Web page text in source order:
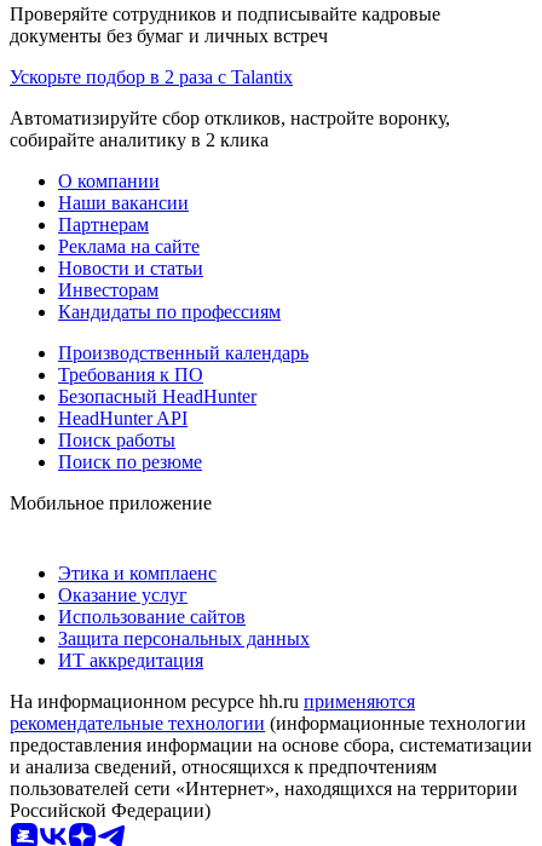
Проверяйте сотрудников и подписывайте кадровые
документы без бумаг и личных встреч
Ускорьте подбор в 2 раза с Talantix
Автоматизируйте сбор откликов, настройте воронку,
собирайте аналитику в 2 клика
О компании
Наши вакансии
Партнерам
Реклама на сайте
Новости и статьи
Инвесторам
Кандидаты по профессиям
Производственный календарь
Требования к ПО
Безопасный HeadHunter
HeadHunter API
Поиск работы
Поиск по резюме
Мобильное приложение
Этика и комплаенс
Оказание услуг
Использование сайтов
Защита персональных данных
ИТ аккредитация
На информационном ресурсе hh.ru применяются
рекомендательные технологии (информационные технологии
предоставления информации на основе сбора, систематизации
и анализа сведений, относящихся к предпочтениям
пользователей сети «Интернет», находящихся на территории
Российской Федерации)